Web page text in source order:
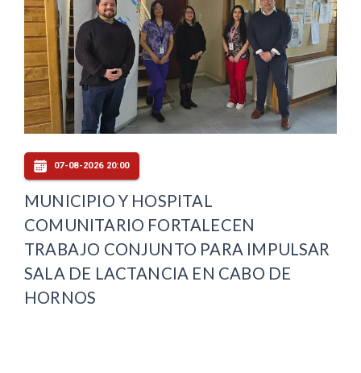
07-08-2026 20:00
MUNICIPIO Y HOSPITAL
COMUNITARIO FORTALECEN
TRABAJO CONJUNTO PARA IMPULSAR
SALA DE LACTANCIA EN CABO DE
HORNOS